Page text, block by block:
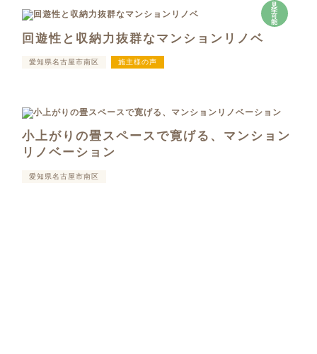
見
学
可
能
回遊性と収納力抜群なマンションリノベ
愛知県名古屋市南区 施主様の声
小上がりの畳スペースで寛げる、マンション
リノベーション
愛知県名古屋市南区